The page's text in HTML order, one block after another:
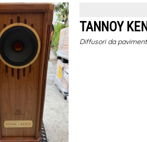
TANNOY
Diffusori da